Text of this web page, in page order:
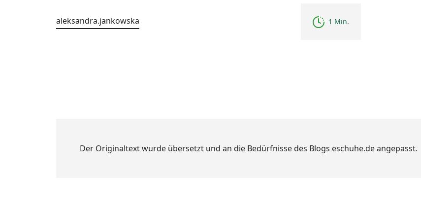
aleksandra.jankowska 1 Min.
Der Originaltext wurde übersetzt und an die Bedürfnisse des Blogs eschuhe.de angepasst.